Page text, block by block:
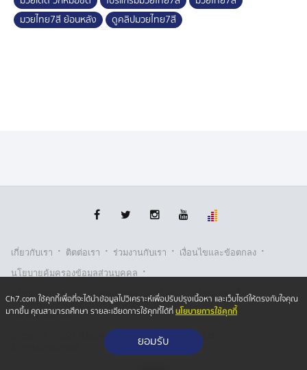
มวยไทย7สี ย้อนหลัง
ดูคลิปมวยไทย7สี
เกี่ยวกับเรา · ติตต่อเรา · ร่วมงานกับเรา · เงื่อนไขและข้อตกลง ·
นโยบายคุ้มครองข้อมูลส่วนบุคคล ·
นโยบายคุ้มครองข้อมูลส่วนบุคคล (ออนไลน์) · นโยบายคุกกี้ ·
รับเรื่องร้องเรียน
Copyright © 2026 Bangkok Broadcasting & T.V. Co.,Ltd.
Ch7.com ใช้คุกกี้เพื่อที่จะได้นำข้อมูลไปวิเคราะห์เพื่อปรับปรุงเนื้อหา และเว็บไซต์ให้ตรงกับใจคุณ
มากขึ้น คุณสามารถศึกษา รายละเอียดการใช้คุกกี้ได้ที่นโยบายการใช้คุกกี้
ยอมรับ